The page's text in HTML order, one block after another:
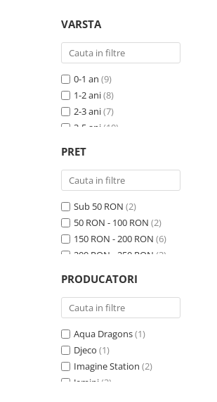
Jucarii dentitie
Jucarii Senzoriale
Teatru de papusi
VARSTA
0-1 an (9)
1-2 ani(8)
2-3 ani(7)
3-5 ani (10)
7-10 ani
10 ani+ (1)
PRET
Sub 50 RON (2)
50 RON - 100 RON (2)
150 RON - 200 RON (6)
200 RON - 250 RON (3)
400 RON - 500 RON
PRODUCATORI
Aqua Dragons(1)
Djeco (1)
Imagine Station (2)
Jemini (3)